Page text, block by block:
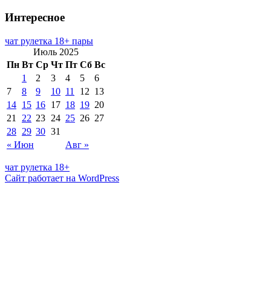
Интересное
чат рулетка 18+ пары
Июль 2025
Пн Вт Ср Чт Пт Сб Вс
« Июн Авг »
1 2 3 4 5
6
7
8 9 10 11 12 13
14 15 16 17 18 19 20
21
22 23 24 25 26 27
28 29 30 31
чат рулетка 18+
Сайт работает на WordPress